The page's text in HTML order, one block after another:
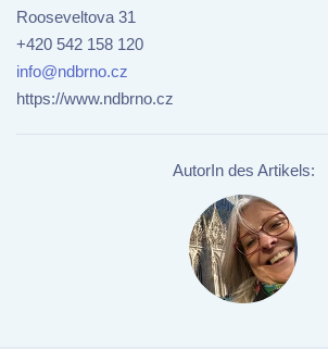
Rooseveltova 31
+420 542 158 120
info@ndbrno.cz
https://www.ndbrno.cz
AutorIn des Artikels: